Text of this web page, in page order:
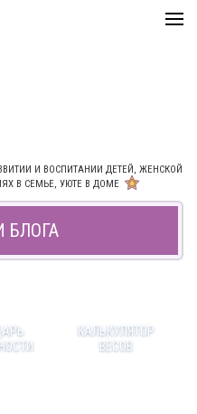
И ВОСПИТАНИИ ДЕТЕЙ, ЖЕНСКОЙ
В СЕМЬЕ, УЮТЕ В ДОМЕ
БЛОГА
КАЛЬКУЛЯТОР
ВЕСОВ